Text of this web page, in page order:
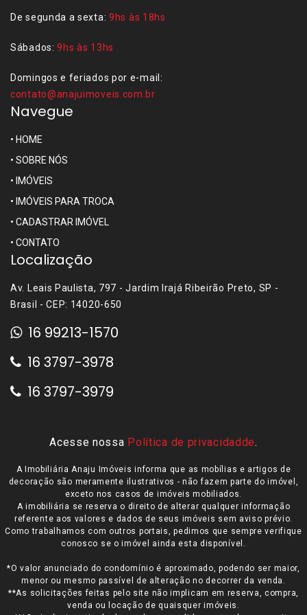
De segunda a sexta: 9hs às 18hs
Sábados:9hs às 13hs
Domingos e feriados por e-mail:
contato@anajuimoveis.com.br
Navegue
• HOME
• SOBRE NÓS
• IMÓVEIS
• IMÓVEIS PARA TROCA
• CADASTRAR IMÓVEL
• CONTATO
Localização
Av. Leais Paulista, 797 - Jardim Irajá Ribeirão Preto, SP -
Brasil - CEP: 14020-650
16 99213-1570
16 3797-3978
16 3797-3979
Acesse nossa Política de privacidadde.
A Imobiliária Anaju Imóveis informa que as mobílias e artigos de
decoração são meramente ilustrativos - não fazem parte do imóvel,
exceto nos casos de imóveis mobiliados.
A imobiliária se reserva o direito de alterar qualquer informação
referente aos valores e dados de seus imóveis sem aviso prévio.
Como trabalhamos com outros portais, pedimos que sempre verifique
conosco se o imóvel ainda esta disponível.
*O valor anunciado do condomínio é aproximado, podendo ser maior,
menor ou mesmo passível de alteração no decorrer da venda.
**As solicitações feitas pelo site não implicam em reserva, compra,
venda ou locação de quaisquer imóveis.